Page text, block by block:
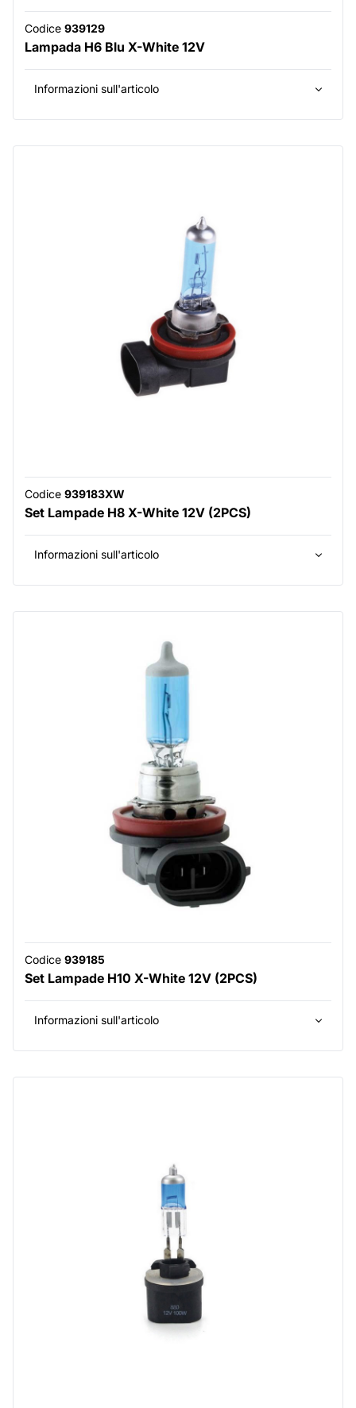
Codice 939129
Lampada H6 Blu X-White 12V
Informazioni sull'articolo
Codice 939183XW
Set Lampade H8 X-White 12V (2PCS)
Informazioni sull'articolo
Codice 939185
Set Lampade H10 X-White 12V (2PCS)
Informazioni sull'articolo